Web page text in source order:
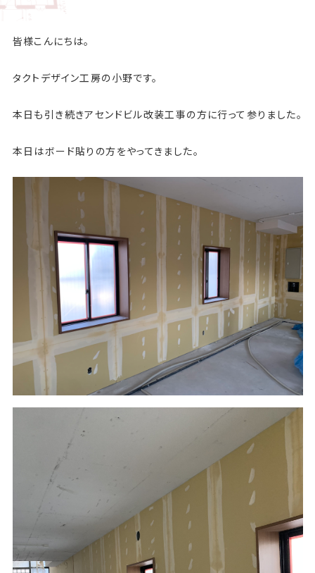
皆様こんにちは。
タクトデザイン工房の小野です。
本日も引き続きアセンドビル改装工事の方に行って参りました。
本日はボード貼りの方をやってきました。